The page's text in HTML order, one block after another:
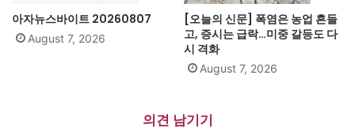
아자뉴스바이트 20260807
August 7, 2026
[오늘의 신문] 폭염은 농업 흔들
고, 증시는 급락…미중 갈등도 다
시 격화
August 7, 2026
의견 남기기